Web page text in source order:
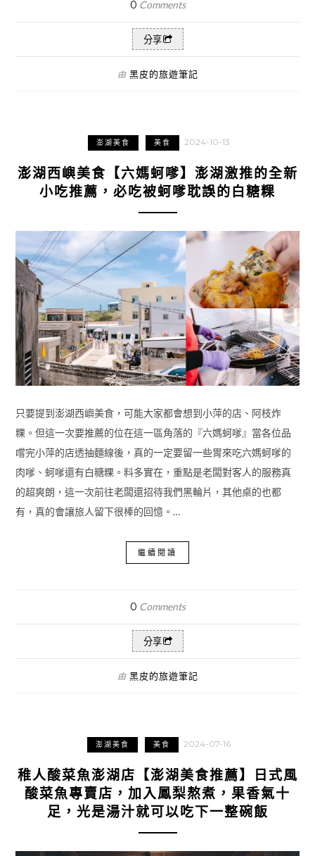
0 Comments
分享
由 黑皮的旅遊筆記
澎湖美食 美食 2024-10-13
澎湖西嶼美食【六媽蚵嗲】澎湖激推的全新
小吃推薦，必吃被蚵嗲耽誤的白糖粿
只要提到澎湖西嶼美食，可能大家都會想到小萍的店、阿枝炸
粿。但這一次要推薦的位在這一區角落的『六媽蚵嗲』當各位品
嚐完小萍的店透抽麵線後，真的一定要留一些胃來吃六媽蚵嗲的
肉嗲、蚵嗲還有白糖粿。料多實在，重點是老闆對客人的服務真
的超爽朗，這一次前往老闆還招待我們黑輪片，其他桌的也都
有，真的會讓旅人留下很棒的回憶。…
繼續閱讀
0 Comments
分享
由 黑皮的旅遊筆記
澎湖美食 美食 2024-07-16
稚人酸菜魚澎湖店【澎湖美食推薦】日式風
酸菜魚專賣店，加入鳳梨熬煮，果香氣十
足，光是湯汁就可以吃下一整碗飯